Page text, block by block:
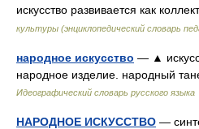
искусство развивается как
культуры (энциклопедический словарь
народное искусство — ▲
народное изделие. народный
Идеографический словарь русского языка
НАРОДНОЕ ИСКУССТВО —